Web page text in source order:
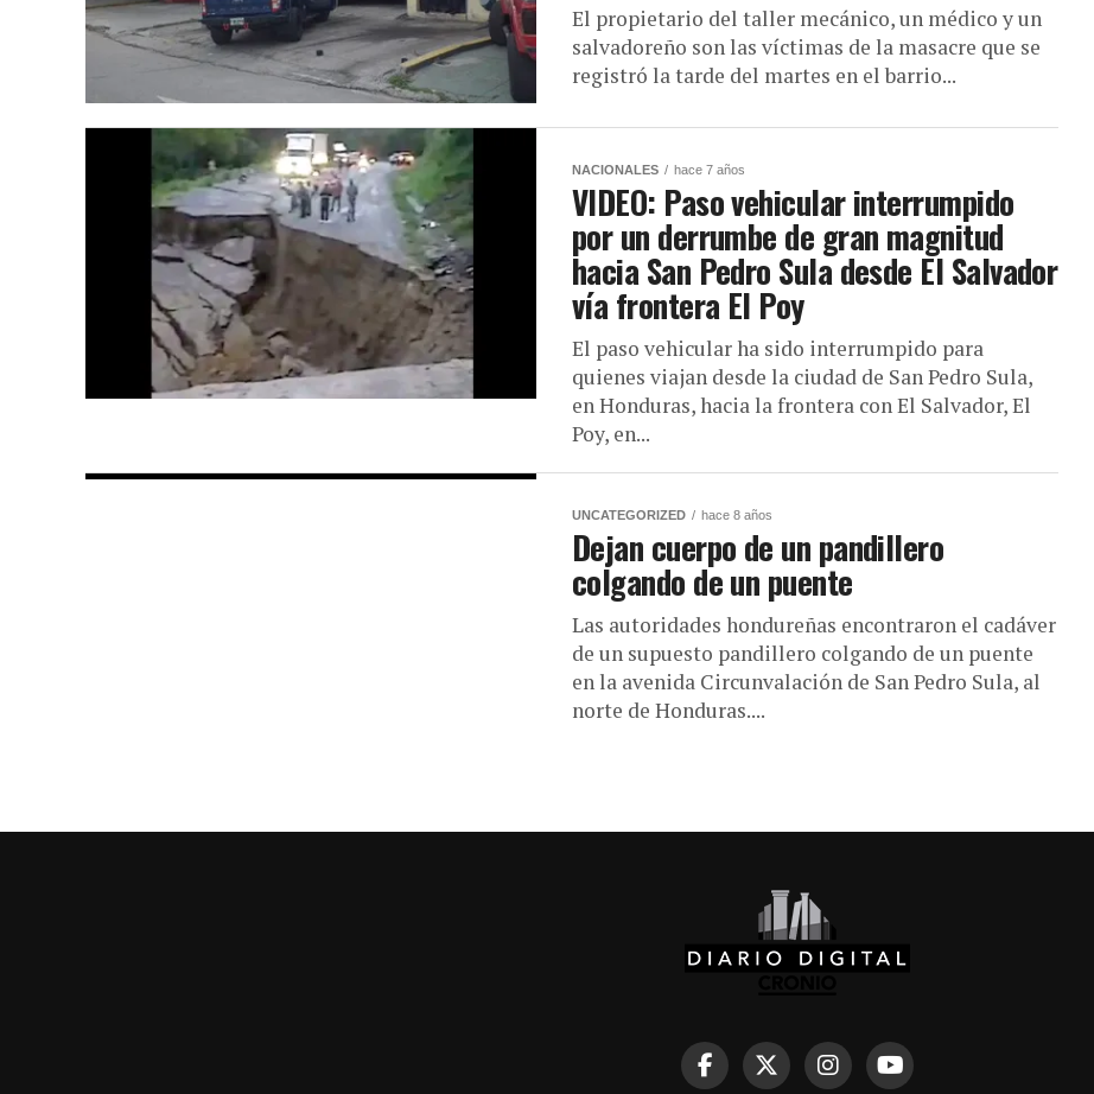
El propietario del taller mecánico, un médico y un
salvadoreño son las víctimas de la masacre que se
registró la tarde del martes en el barrio...
NACIONALES hace 7 años
VIDEO: Paso vehicular interrumpido
por un derrumbe de gran magnitud
hacia San Pedro Sula desde El Salvador
vía frontera El Poy
El paso vehicular ha sido interrumpido para
quienes viajan desde la ciudad de San Pedro Sula,
en Honduras, hacia la frontera con El Salvador, El
Poy, en...
UNCATEGORIZED hace 8 años
Dejan cuerpo de un pandillero
colgando de un puente
Las autoridades hondureñas encontraron el cadáver
de un supuesto pandillero colgando de un puente
en la avenida Circunvalación de San Pedro Sula, al
norte de Honduras....